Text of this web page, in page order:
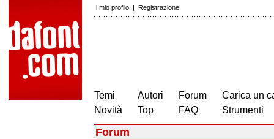
Il mio profilo | Registrazione
Temi
Novità
Autori
Top
Forum
FAQ
Carica un
Strumenti
Forum